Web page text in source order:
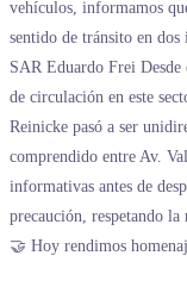
🤝 Hoy rendimos